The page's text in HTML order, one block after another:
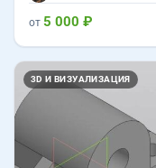
от 5 000 ₽
3D И ВИЗУАЛИЗАЦИЯ